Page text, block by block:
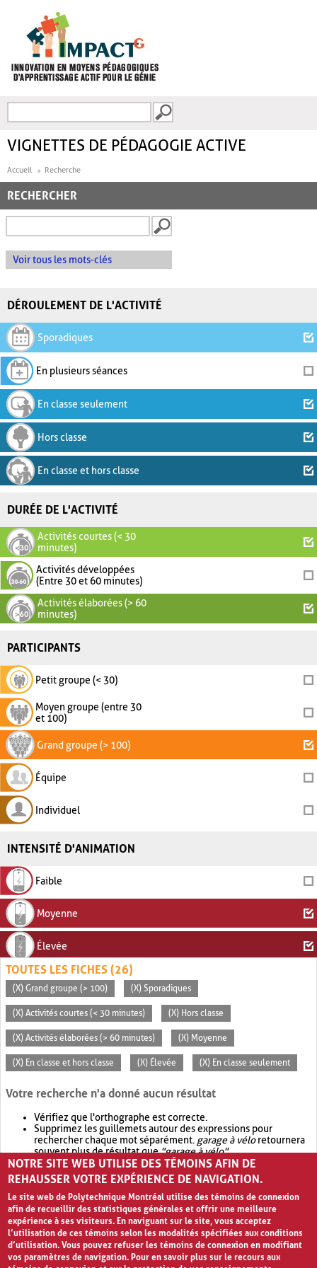
FORMULAIRE DE
VIGNETTES DE PÉDAGOGIE ACTIVE
Accueil Recherche
RECHERCHER
Voir tous les mots-clés
DÉROULEMENT DE L'ACTIVITÉ
Sporadiques
En plusieurs séances
En classe seulement
Hors classe
En classe et hors classe
DURÉE DE L'ACTIVITÉ
Activités courtes (< 30
minutes)
Activités développées
(Entre 30 et 60 minutes)
Activités élaborées (> 60
minutes)
PARTICIPANTS
Petit groupe (< 30)
Moyen groupe (entre 30
et 100)
Grand groupe (> 100)
Équipe
Individuel
INTENSITÉ D'ANIMATION
Faible
Moyenne
Élevée
TOUTES LES FICHES (26)
(X) Grand groupe (> 100) (X) Sporadiques
(X) Activités courtes (< 30 minutes) (X) Hors classe
(X) Activités élaborées (> 60 minutes) (X) Moyenne
(X) En classe et hors classe (X) Élevée (X) En classe seulement
Votre recherche n'a donné aucun résultat
Vérifiez que l'orthographe est correcte.
Supprimez les guillemets autour des expressions pour
rechercher chaque mot séparément. garage à véloretournera
souvent plus de résultat que"garage à vélo".
Envisagez d'élargir votre recherche avec OR.garage OR vélo
retournera souvent plus de résultat quegarage à vélo
NOTRE SITE WEB UTILISE DES TÉMOINS AFIN DE
REHAUSSER VOTRE EXPÉRIENCE DE NAVIGATION.
Le site web de Polytechnique Montréal utilise des témoins de connexion
afin de recueillir des statistiques générales et offrir une meilleure
expérience à ses visiteurs. En naviguant sur le site, vous acceptez
l’utilisation de ces témoins selon les modalités spécifiées aux conditions
d’utilisation. Vous pouvez refuser les témoins de connexion en modifiant
vos paramètres de navigation. Pour en savoir plus sur le recours aux